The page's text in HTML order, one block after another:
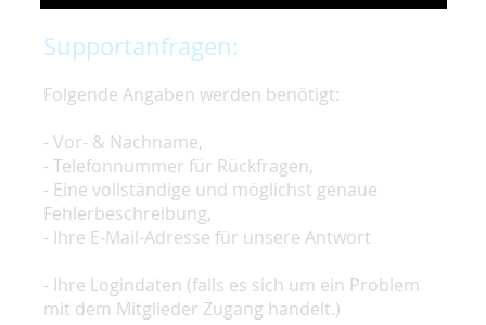
Supportanfragen:
Folgende Angaben werden benötigt:
- Vor- & Nachname,
- Telefonnummer für Rückfragen,
- Eine vollständige und möglichst genaue
Fehlerbeschreibung,
- Ihre E-Mail-Adresse für unsere Antwort
- Ihre Logindaten (falls es sich um ein Problem
mit dem Mitglieder Zugang handelt.)